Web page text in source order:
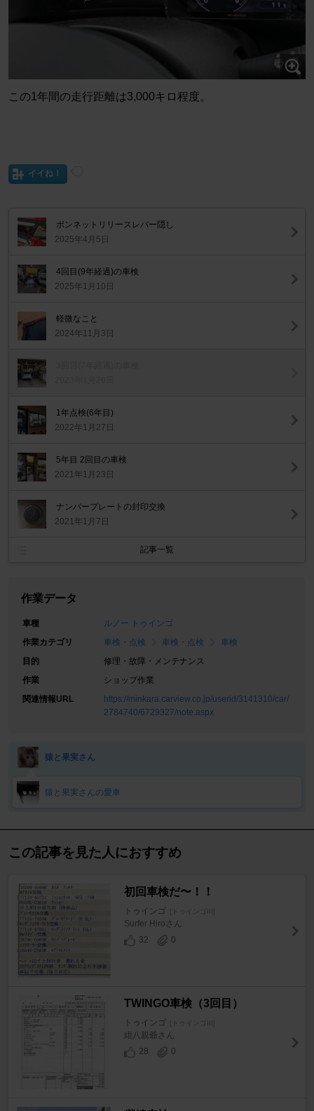
この1年間の走行距離は3,000キロ程度。
イイね！
ボンネットリリースレバー隠し
2025年4月5日
4回目(9年経過)の車検
2025年1月10日
軽微なこと
2024年11月3日
1年点検(6年目)
2022年1月27日
5年目 2回目の車検
2021年1月23日
ナンバープレートの封印交換
2021年1月7日
記事一覧
作業データ
車種
ルノー トゥインゴ
作業カテゴリ
車検・点検 車検・点検
車検
目的
修理・故障・メンテナンス
作業
ショップ作業
関連情報URL
https://minkara.carview.co.jp/userid/3141310/car/
2784740/6729327/note.aspx
猿と果実さん
猿と果実さんの愛車
この記事を見た人におすすめ
初回車検だ〜！！
トゥインゴ [トゥインゴIII]
Surfer Hiroさん
32
0
TWINGO車検（3回目）
トゥインゴ [トゥインゴIII]
紺八親爺さん
28
0